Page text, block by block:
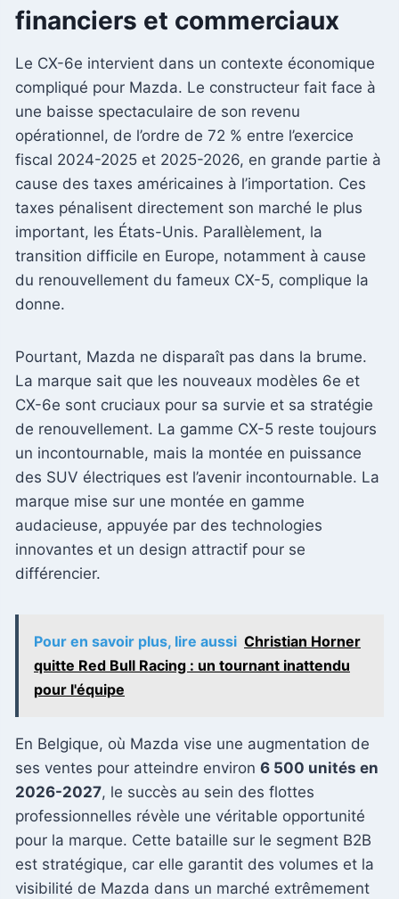
financiers et commerciaux
Le CX-6e intervient dans un contexte économique
compliqué pour Mazda. Le constructeur fait face à
une baisse spectaculaire de son revenu
opérationnel, de l’ordre de 72 % entre l’exercice
fiscal 2024-2025 et 2025-2026, en grande partie à
cause des taxes américaines à l’importation. Ces
taxes pénalisent directement son marché le plus
important, les États-Unis. Parallèlement, la
transition difficile en Europe, notamment à cause
du renouvellement du fameux CX-5, complique la
donne.
Pourtant, Mazda ne disparaît pas dans la brume.
La marque sait que les nouveaux modèles 6e et
CX-6e sont cruciaux pour sa survie et sa stratégie
de renouvellement. La gamme CX-5 reste toujours
un incontournable, mais la montée en puissance
des SUV électriques est l’avenir incontournable. La
marque mise sur une montée en gamme
audacieuse, appuyée par des technologies
innovantes et un design attractif pour se
différencier.
Pour en savoir plus, lire aussi Christian Horner
quitte Red Bull Racing : un tournant inattendu
pour l'équipe
En Belgique, où Mazda vise une augmentation de
ses ventes pour atteindre environ 6 500 unités en
2026-2027, le succès au sein des flottes
professionnelles révèle une véritable opportunité
pour la marque. Cette bataille sur le segment B2B
est stratégique, car elle garantit des volumes et la
visibilité de Mazda dans un marché extrêmement